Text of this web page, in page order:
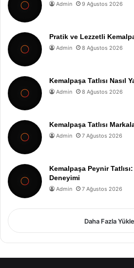
Admin 9 Ağustos 2026
Pratik ve Lezzetli
Admin 8 Ağustos 2026
Kemalpaşa Tatlısı Nasıl
Admin 8 Ağustos 2026
Kemalpaşa Tatlısı
Admin 7 Ağustos 2026
Kemalpaşa Peynir
Deneyimi
Admin 7 Ağustos 2026
Daha Fazla Yükle